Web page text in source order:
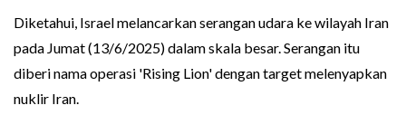
Diketahui, Israel melancarkan serangan udara ke wilayah Iran
pada Jumat (13/6/2025) dalam skala besar. Serangan itu
diberi nama operasi 'Rising Lion' dengan target melenyapkan
nuklir Iran.